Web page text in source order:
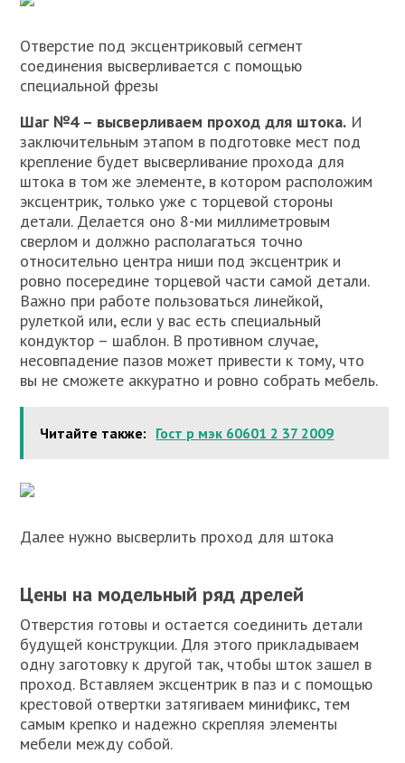
Отверстие под эксцентриковый сегмент
соединения высверливается с помощью
специальной фрезы
Шаг №4 – высверливаем проход для штока. И
заключительным этапом в подготовке мест под
крепление будет высверливание прохода для
штока в том же элементе, в котором расположим
эксцентрик, только уже с торцевой стороны
детали. Делается оно 8-ми миллиметровым
сверлом и должно располагаться точно
относительно центра ниши под эксцентрик и
ровно посередине торцевой части самой детали.
Важно при работе пользоваться линейкой,
рулеткой или, если у вас есть специальный
кондуктор – шаблон. В противном случае,
несовпадение пазов может привести к тому, что
вы не сможете аккуратно и ровно собрать мебель.
Читайте также: Гост р мэк 60601 2 37 2009
Далее нужно высверлить проход для штока
Цены на модельный ряд дрелей
Отверстия готовы и остается соединить детали
будущей конструкции. Для этого прикладываем
одну заготовку к другой так, чтобы шток зашел в
проход. Вставляем эксцентрик в паз и с помощью
крестовой отвертки затягиваем минификс, тем
самым крепко и надежно скрепляя элементы
мебели между собой.